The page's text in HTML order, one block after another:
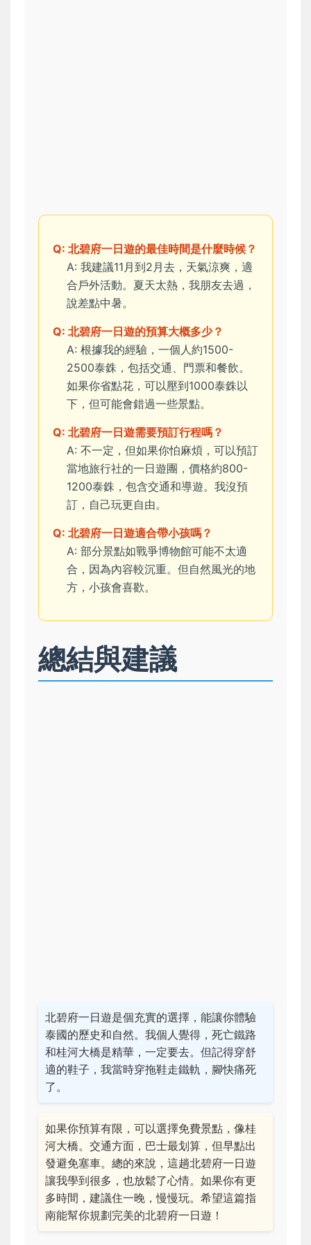
Q: 北碧府一日遊的最佳時間是什麼時候？
A: 我建議11月到2月去，天氣涼爽，適
合戶外活動。夏天太熱，我朋友去過，
說差點中暑。
Q: 北碧府一日遊的預算大概多少？
A: 根據我的經驗，一個人約1500-
2500泰銖，包括交通、門票和餐飲。
如果你省點花，可以壓到1000泰銖以
下，但可能會錯過一些景點。
Q: 北碧府一日遊需要預訂行程嗎？
A: 不一定，但如果你怕麻煩，可以預訂
當地旅行社的一日遊團，價格約800-
1200泰銖，包含交通和導遊。我沒預
訂，自己玩更自由。
Q: 北碧府一日遊適合帶小孩嗎？
A: 部分景點如戰爭博物館可能不太適
合，因為內容較沉重。但自然風光的地
方，小孩會喜歡。
總結與建議
北碧府一日遊是個充實的選擇，能讓你體驗
泰國的歷史和自然。我個人覺得，死亡鐵路
和桂河大橋是精華，一定要去。但記得穿舒
適的鞋子，我當時穿拖鞋走鐵軌，腳快痛死
了。
如果你預算有限，可以選擇免費景點，像桂
河大橋。交通方面，巴士最划算，但早點出
發避免塞車。總的來說，這趟北碧府一日遊
讓我學到很多，也放鬆了心情。如果你有更
多時間，建議住一晚，慢慢玩。希望這篇指
南能幫你規劃完美的北碧府一日遊！